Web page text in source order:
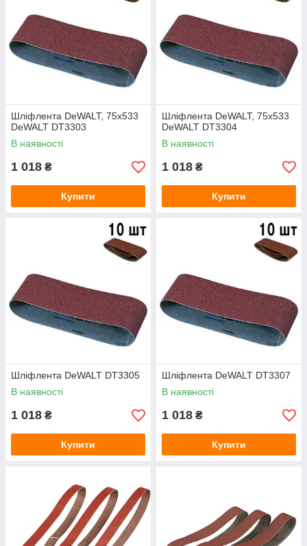
Шліфлента DeWALT, 75х533
DeWALT DT3303
В наявності
1 018 ₴
Купити
Шліфлента DeWALT, 75х533
DeWALT DT3304
В наявності
1 018 ₴
Купити
Шліфлента DeWALT DT3305
В наявності
1 018 ₴
Купити
Шліфлента DeWALT DT3307
В наявності
1 018 ₴
Купити